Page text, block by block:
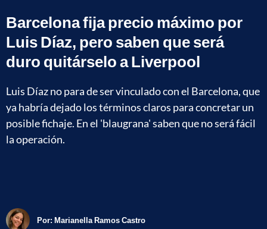
Barcelona fija precio máximo por
Luis Díaz, pero saben que será
duro quitárselo a Liverpool
Luis Díaz no para de ser vinculado con el Barcelona, que
ya habría dejado los términos claros para concretar un
posible fichaje. En el 'blaugrana' saben que no será fácil
la operación.
Por: Marianella Ramos Castro